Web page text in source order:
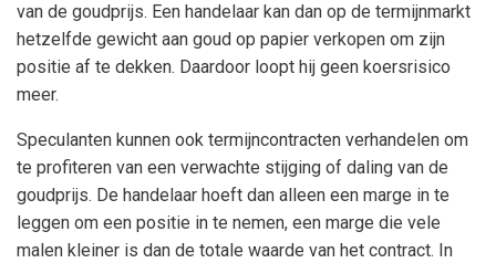
van de goudprijs. Een handelaar kan dan op de termijnmarkt
hetzelfde gewicht aan goud op papier verkopen om zijn
positie af te dekken. Daardoor loopt hij geen koersrisico
meer.
Speculanten kunnen ook termijncontracten verhandelen om
te profiteren van een verwachte stijging of daling van de
goudprijs. De handelaar hoeft dan alleen een marge in te
leggen om een positie in te nemen, een marge die vele
malen kleiner is dan de totale waarde van het contract. In